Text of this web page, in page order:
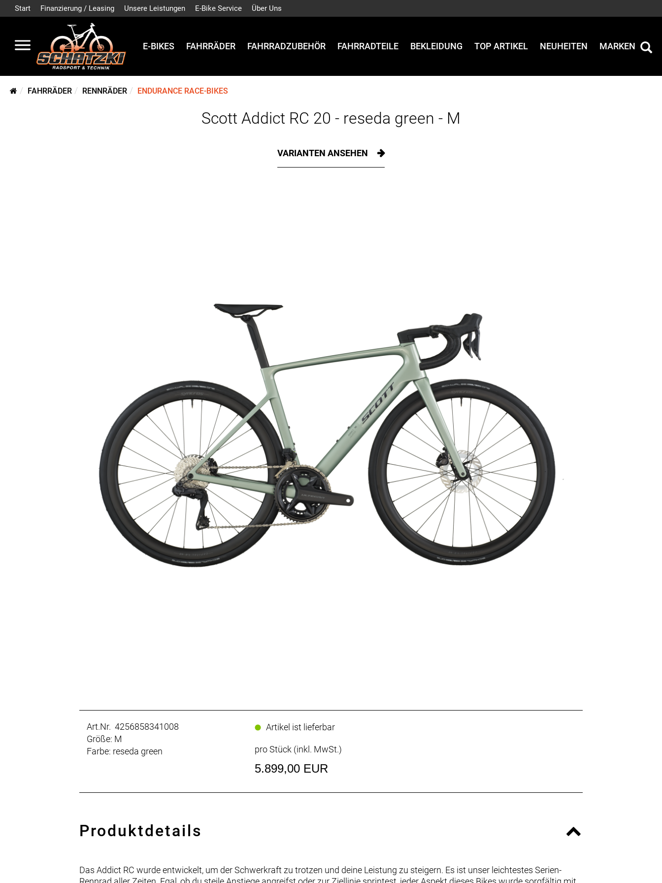
Start Finanzierung / Leasing Unsere Leistungen E-Bike Service Über Uns
E-BIKES FAHRRÄDER FAHRRADZUBEHÖR FAHRRADTEILE BEKLEIDUNG TOP ARTIKEL NEUHEITEN MARKEN
FAHRRÄDER RENNRÄDER ENDURANCE RACE-BIKES
Scott Addict RC 20 - reseda green - M
VARIANTEN ANSEHEN
Art.Nr. 4256858341008
Größe: M
Farbe: reseda green
Artikel ist lieferbar
pro Stück (inkl. MwSt.)
5.899,00 EUR
Produktdetails
Das Addict RC wurde entwickelt, um der Schwerkraft zu trotzen und deine Leistung zu steigern. Es ist unser leichtestes Serien-